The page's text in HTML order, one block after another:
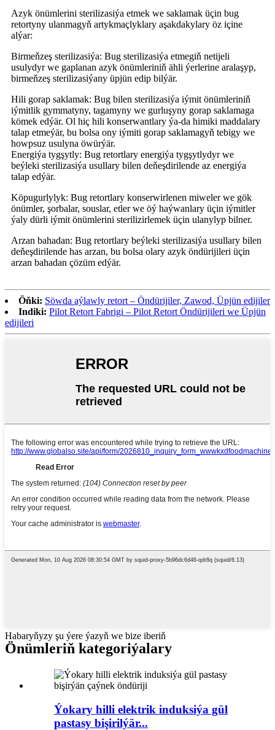
Azyk önümlerini sterilizasiýa etmek we saklamak üçin bug
retortyny ulanmagyň artykmaçlyklary aşakdakylary öz içine
alýar:
Birmeňzeş sterilizasiýa: Bug sterilizasiýa etmegiň netijeli
usulydyr we gaplanan azyk önümleriniň ähli ýerlerine aralaşyp,
birmeňzeş sterilizasiýany üpjün edip bilýär.
Hili gorap saklamak: Bug bilen sterilizasiýa iýmit önümleriniň
iýmitlik gymmatyny, tagamyny we gurluşyny gorap saklamaga
kömek edýär. Ol hiç hili konserwantlary ýa-da himiki maddalary
talap etmeýär, bu bolsa ony iýmiti gorap saklamagyň tebigy we
howpsuz usulyna öwürýär.
Energiýa tygşytly: Bug retortlary energiýa tygşytlydyr we
beýleki sterilizasiýa usullary bilen deňeşdirilende az energiýa
talap edýär.
Köpugurlylyk: Bug retortlary konserwirlenen miweler we gök
önümler, şorbalar, souslar, etler we öý haýwanlary üçin iýmitler
ýaly dürli iýmit önümlerini sterilizirlemek üçin ulanylyp bilner.
Arzan bahadan: Bug retortlary beýleki sterilizasiýa usullary bilen
deňeşdirilende has arzan, bu bolsa olary azyk öndürijileri üçin
arzan bahadan çözüm edýär.
Öňki: Söwda aýlawly retort – Öndürijiler, Zawod, Üpjün edijiler
Indiki: Pilot Retort Fabrigi – Pilot Retort Öndürijileri we Üpjün
edijileri
Habaryňyzy şu ýere ýazyň we bize iberiň
Önümleriň kategoriýalary
Ýokary hilli elektrik induksiýa gül
pastasy bişirilýär...